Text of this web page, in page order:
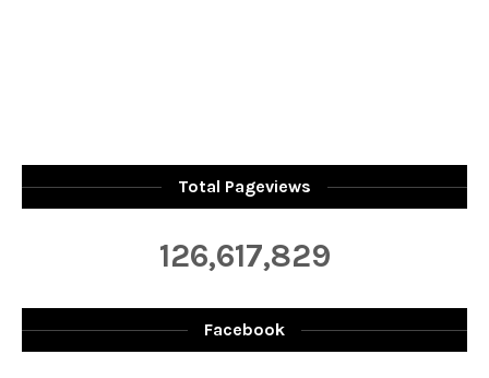
Total Pageviews
126,617,829
Facebook